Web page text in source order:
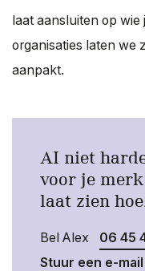
laat aansluiten op
organisaties laten we
aanpakt.
AI niet
voor je
laat zien
Bel Alex 06 45
Stuur een e-mail